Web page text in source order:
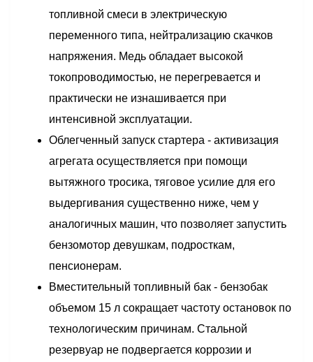
топливной смеси в электрическую
переменного типа, нейтрализацию скачков
напряжения. Медь обладает высокой
токопроводимостью, не перегревается и
практически не изнашивается при
интенсивной эксплуатации.
Облегченный запуск стартера - активизация
агрегата осуществляется при помощи
вытяжного тросика, тяговое усилие для его
выдергивания существенно ниже, чем у
аналогичных машин, что позволяет запустить
бензомотор девушкам, подросткам,
пенсионерам.
Вместительный топливный бак - бензобак
объемом 15 л сокращает частоту остановок по
технологическим причинам. Стальной
резервуар не подвергается коррозии и